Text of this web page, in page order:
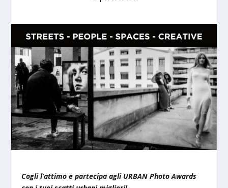
Cogli l’attimo e partecipa agli URBAN Photo Awards